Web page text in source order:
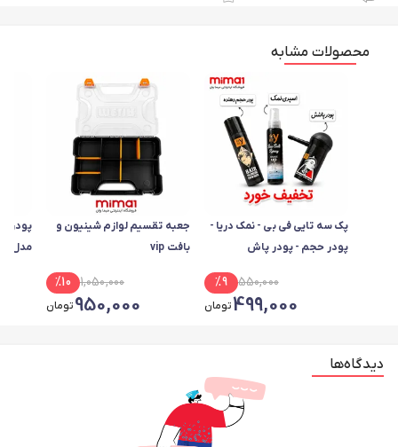
محصولات مشابه
پک سه تایی فی بی - نمک دریا -
پودر حجم - پودر پاش
550,000
%9
499,000تومان
جعبه تقسیم لوازم شینیون و
بافت vip
1,050,000
%10
950,000تومان
پودر
دیدگاه‌ها